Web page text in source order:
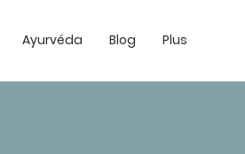
Ayurvéda Blog Plus